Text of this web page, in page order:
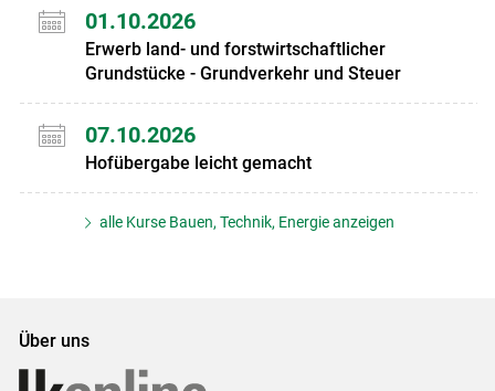
01.10.2026
Erwerb land- und forstwirtschaftlicher
Grundstücke - Grundverkehr und Steuer
07.10.2026
Hofübergabe leicht gemacht
alle Kurse Bauen, Technik, Energie anzeigen
Über uns